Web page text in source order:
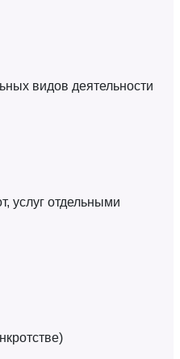
видов деятельности
услуг отдельными